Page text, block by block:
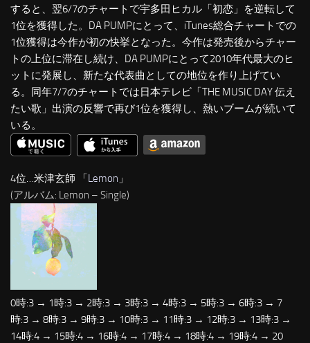
すると、翌6/7のチャートで宇多田ヒカル「初恋」を逆転して
1位を獲得した。DA PUMPにとって、iTunes総合チャートでの
1位獲得は今作が初の快挙となった。今作は発売後からチャー
トの上位に滞在し続け、DA PUMPにとって2010年代最大のヒ
ットに発展し、新たな代表曲としての地位を作り上げてい
る。同年7/7のチャートでは日本テレビ「THE MUSIC DAY 伝え
たい歌」出演の反響で再び1位を獲得し、熱いブームが続いて
いる。
4位…米津玄師 「Lemon 」
(アルバム: Lemon – Single)
0時:3 → 1時:3 → 2時:3 → 3時:3 → 4時:3 → 5時:3 → 6時:3 → 7
時:3 → 8時:3 → 9時:3 → 10時:3 → 11時:3 → 12時:3 → 13時:3 →
14時:4 → 15時:4 → 16時:4 → 17時:4 → 18時:4 → 19時:4 → 20